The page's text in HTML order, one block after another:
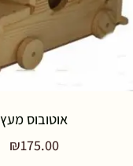
אוטובוס מעץ
₪175.00